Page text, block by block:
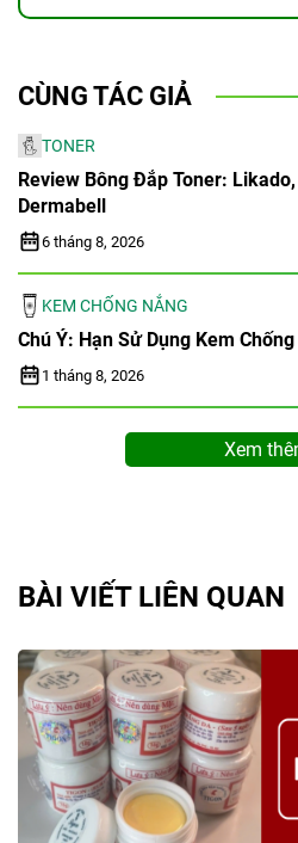
CÙNG TÁC GIẢ
TONER
Review Bông Đắp Toner:
Dermabell
6 tháng 8, 2026
KEM CHỐNG NẮNG
Chú Ý: Hạn Sử Dụng Kem
1 tháng 8, 2026
Xem
BÀI VIẾT LIÊN QUAN